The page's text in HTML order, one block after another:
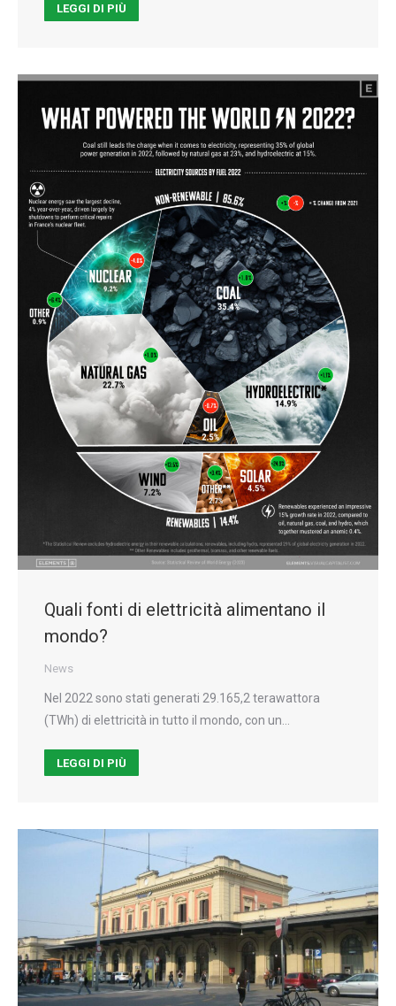
LEGGI DI PIÙ
Quali fonti di elettricità alimentano il
mondo?
News
Nel 2022 sono stati generati 29.165,2 terawattora
(TWh) di elettricità in tutto il mondo, con un…
LEGGI DI PIÙ